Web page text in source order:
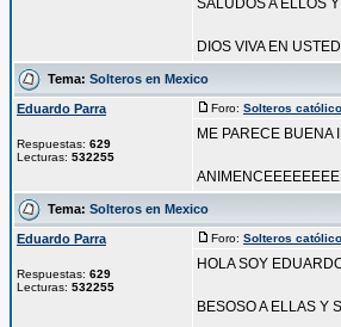
SALUDOS A ELLOS
DIOS VIVA EN
Tema: Solteros en Mexico
Eduardo Parra
Respuestas: 629
Lecturas: 532255
Foro: Solteros
ME PARECE BUENA
Tema: Solteros en Mexico
Eduardo Parra
Respuestas: 629
Lecturas: 532255
Foro: Solteros
HOLA SOY
BESOSO A ELLAS Y